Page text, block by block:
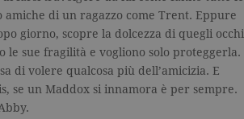
amiche di un ragazzo come Trent. Eppure
giorno, scopre la dolcezza di quegli occhi
le sue fragilità e vogliono solo proteggerla.
di volere qualcosa più dell’amicizia. E
se un Maddox si innamora è per sempre.